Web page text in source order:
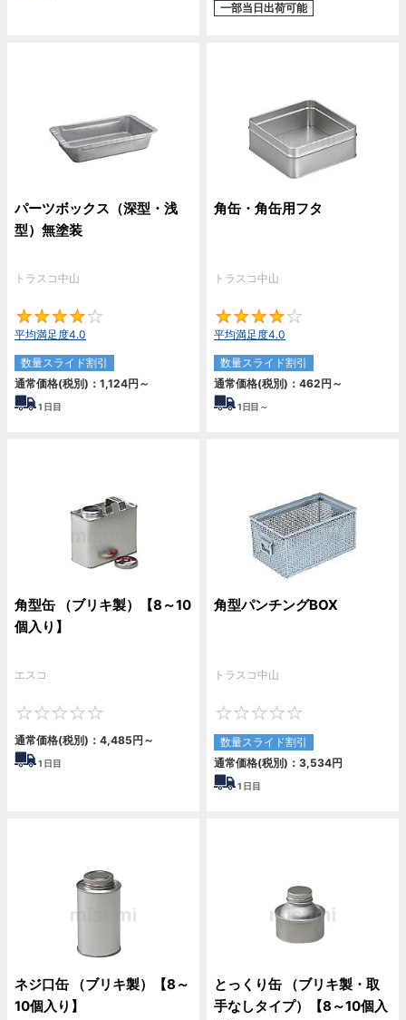
一部当日出荷可能
パーツボックス（深型・浅
型）無塗装
トラスコ中山
平均満足度4.0
数量スライド割引
通常価格(税別)： 1,124円 ～
1 日目
角缶・角缶用フタ
トラスコ中山
平均満足度4.0
数量スライド割引
通常価格(税別)： 462円 ～
1日目～
角型缶 （ブリキ製）【8～10
個入り】
エスコ
通常価格(税別)： 4,485円 ～
1 日目
角型パンチングBOX
トラスコ中山
数量スライド割引
通常価格(税別)： 3,534円
1 日目
ネジ口缶 （ブリキ製）【8～
10個入り】
とっくり缶 （ブリキ製・取
手なしタイプ）【8～10個入